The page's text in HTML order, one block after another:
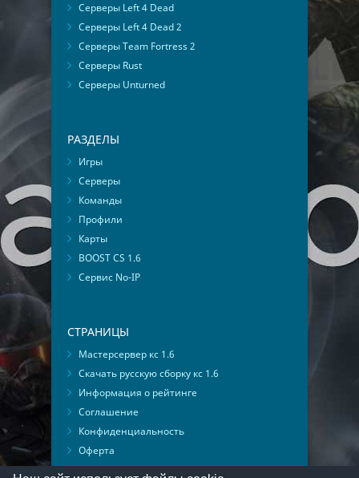
Серверы Left 4 Dead
Серверы Left 4 Dead 2
Серверы Team Fortress 2
Серверы Rust
Серверы Unturned
РАЗДЕЛЫ
Игры
Серверы
Команды
Профили
Карты
BOOST CS 1.6
Сервис No-IP
СТРАНИЦЫ
Мастерсервер кс 1.6
Скачать русскую сборку кс 1.6
Информация о рейтинге
Соглашение
Конфиденциальность
Оферта
Мониторинг ВКонтакте